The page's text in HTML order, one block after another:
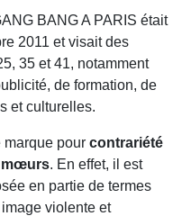
BANG A PARIS était
2011 et visait des
35 et 41, notamment
de formation, de
et culturelles.
marque pour contrariété
mœurs. En effet, il est
en partie de termes
violente et